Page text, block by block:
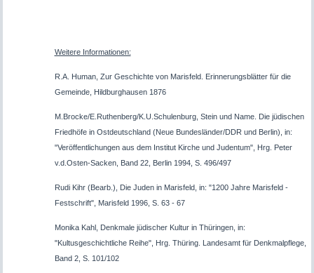
Weitere Informationen:
R.A. Human, Zur Geschichte von Marisfeld. Erinnerungsblätter für die
Gemeinde, Hildburghausen 1876
M.Brocke/E.Ruthenberg/K.U.Schulenburg, Stein und Name. Die jüdischen
Friedhöfe in Ostdeutschland (Neue Bundesländer/DDR und Berlin), in:
"Veröffentlichungen aus dem Institut Kirche und Judentum", Hrg. Peter
v.d.Osten-Sacken, Band 22, Berlin 1994, S. 496/497
Rudi Kihr (Bearb.), Die Juden in Marisfeld, in: "1200 Jahre Marisfeld -
Festschrift", Marisfeld 1996, S. 63 - 67
Monika Kahl, Denkmale jüdischer Kultur in Thüringen, in:
"Kultusgeschichtliche Reihe", Hrg. Thüring. Landesamt für Denkmalpflege,
Band 2, S. 101/102